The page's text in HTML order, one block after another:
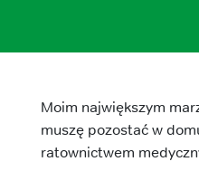
Moim największym
muszę pozostać w
ratownictwem